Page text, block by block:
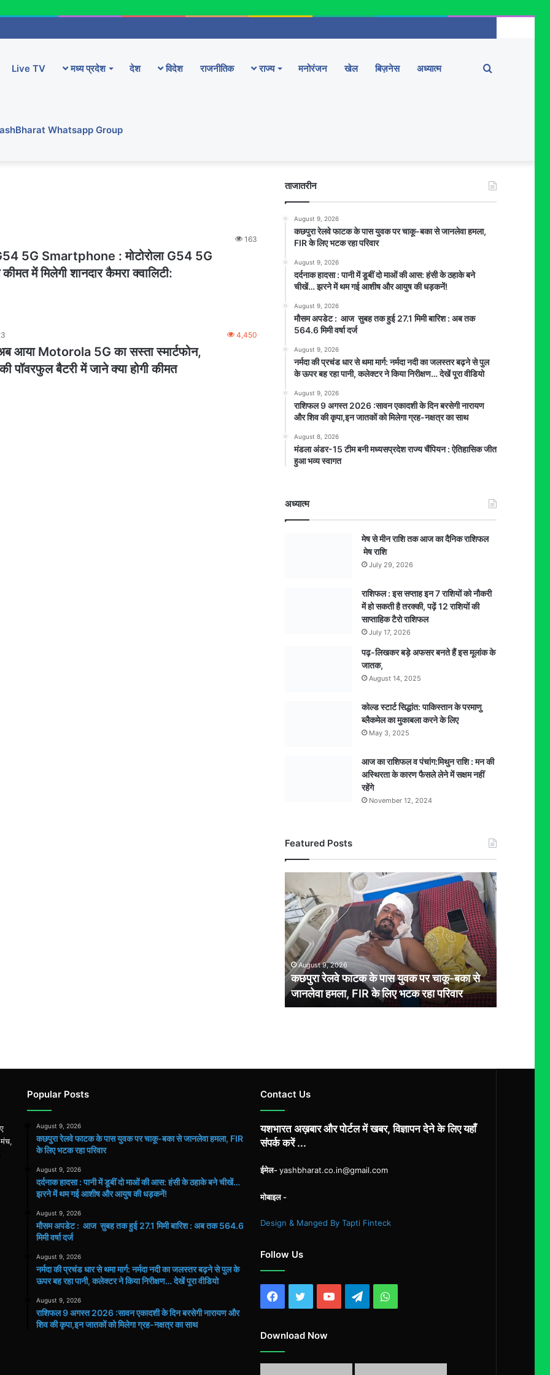
Live TV मध्य प्रदेश देश विदेश राजनीतिक राज्य मनोरंजन खेल बिज़नेस अध्यात्म
Whatsapp Group
Search
163
5G Smartphone : मोटोरोला G54 5G
में मिलेगी शानदार कैमरा क्वालिटी:
4,450
आया Motorola 5G का सस्ता स्मार्टफोन,
पॉवरफुल बैटरी में जाने क्या होगी कीमत
ताजातरीन
August 9, 2026
कछपुरा रेलवे फाटक के पास युवक पर चाकू-बका से जानलेवा हमला,
FIR के लिए भटक रहा परिवार
August 9, 2026
दर्दनाक हादसा : पानी में डूबीं दो माओं की आस: हंसी के ठहाके बने
चीखें… झरने में थम गई आशीष और आयुष की धड़कनें!
August 9, 2026
मौसम अपडेट : आज सुबह तक हुई 27.1 मिमी बारिश : अब तक
564.6 मिमी वर्षा दर्ज
August 9, 2026
नर्मदा की प्रचंड धार से थमा मार्ग: नर्मदा नदी का जलस्तर बढ़ने से पुल
के ऊपर बह रहा पानी, कलेक्टर ने किया निरीक्षण… देखें पूरा वीडियो
August 9, 2026
राशिफल 9 अगस्त 2026 :सावन एकादशी के दिन बरसेगी नारायण
और शिव की कृपा,इन जातकों को मिलेगा ग्रह-नक्षत्र का साथ
August 8, 2026
मंडला अंडर-15 टीम बनी मध्यसप्रदेश राज्य चैंपियन : ऐतिहासिक जीत
हुआ भव्य स्वागत
अध्यात्म
मेष से मीन राशि तक आज का दैनिक राशिफल
मेष राशि
July 29, 2026
राशिफल : इस सप्ताह इन 7 राशियों को नौकरी
में हो सकती है तरक्की, पढ़ें 12 राशियों की
साप्ताहिक टैरो राशिफल
July 17, 2026
पढ़-लिखकर बड़े अफसर बनते हैं इस मूलांक के
जातक,
August 14, 2025
कोल्ड स्टार्ट सिद्धांत: पाकिस्तान के परमाणु
ब्लैकमेल का मुकाबला करने के लिए
May 3, 2025
आज का राशिफल व पंचांग:मिथुन राशि : मन की
अस्थिरता के कारण फैसले लेने में सक्षम नहीं
रहेंगे
November 12, 2024
Featured Posts
रेलवे
फाटक
के
पास
युवक
पर
चाकू-
बका
से
जानलेवा
भटक
परिवार
August 9, 2026
कछपुरा रेलवे फाटक के पास युवक पर चाकू-बका से
जानलेवा हमला, FIR के लिए भटक रहा परिवार
Popular Posts
August 9, 2026
कछपुरा रेलवे फाटक के पास युवक पर चाकू-बका से जानलेवा हमला, FIR
के लिए भटक रहा परिवार
August 9, 2026
दर्दनाक हादसा : पानी में डूबीं दो माओं की आस: हंसी के ठहाके बने चीखें…
झरने में थम गई आशीष और आयुष की धड़कनें!
August 9, 2026
मौसम अपडेट : आज सुबह तक हुई 27.1 मिमी बारिश : अब तक 564.6
मिमी वर्षा दर्ज
August 9, 2026
नर्मदा की प्रचंड धार से थमा मार्ग: नर्मदा नदी का जलस्तर बढ़ने से पुल के
ऊपर बह रहा पानी, कलेक्टर ने किया निरीक्षण… देखें पूरा वीडियो
August 9, 2026
राशिफल 9 अगस्त 2026 :सावन एकादशी के दिन बरसेगी नारायण और
शिव की कृपा,इन जातकों को मिलेगा ग्रह-नक्षत्र का साथ
Contact Us
यशभारत अख़बार और पोर्टल में खबर, विज्ञापन देने के लिए यहाँ
संपर्क करें ...
ईमेल-yashbharat.co.in@gmail.com
मोबाइल -
Design & Manged By Tapti Finteck
Follow Us
Facebook
TwitterYouTubeTelegramWhatsApp
Download Now